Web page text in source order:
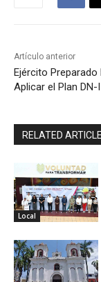
Artículo anterior
Ejército Preparado
Aplicar el Plan DN-
RELATED
Local